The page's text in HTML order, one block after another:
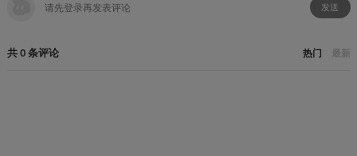
发送
共0条评论 热门 最新